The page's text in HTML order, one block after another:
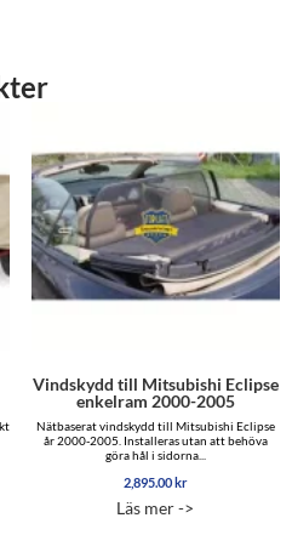
Vindskydd till Mitsubishi Eclipse
enkelram 2000-2005
Nätbaserat vindskydd till Mitsubishi Eclipse
år 2000-2005. Installeras utan att behöva
göra hål i sidorna...
2,895.00 kr
Läs mer ->